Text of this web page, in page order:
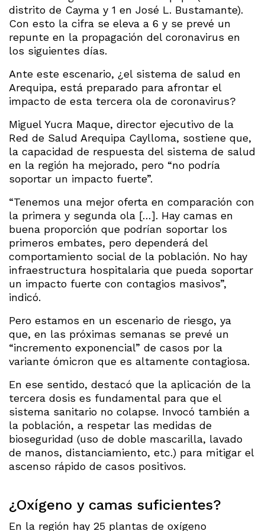
distrito de Cayma y 1 en José L. Bustamante).
Con esto la cifra se eleva a 6 y se prevé un
repunte en la propagación del coronavirus en
los siguientes días.
Ante este escenario, ¿el sistema de salud en
Arequipa, está preparado para afrontar el
impacto de esta tercera ola de coronavirus?
Miguel Yucra Maque, director ejecutivo de la
Red de Salud Arequipa Caylloma, sostiene que,
la capacidad de respuesta del sistema de salud
en la región ha mejorado, pero “no podría
soportar un impacto fuerte”.
“Tenemos una mejor oferta en comparación con
la primera y segunda ola […]. Hay camas en
buena proporción que podrían soportar los
primeros embates, pero dependerá del
comportamiento social de la población. No hay
infraestructura hospitalaria que pueda soportar
un impacto fuerte con contagios masivos”,
indicó.
Pero estamos en un escenario de riesgo, ya
que, en las próximas semanas se prevé un
“incremento exponencial” de casos por la
variante ómicron que es altamente contagiosa.
En ese sentido, destacó que la aplicación de la
tercera dosis es fundamental para que el
sistema sanitario no colapse. Invocó también a
la población, a respetar las medidas de
bioseguridad (uso de doble mascarilla, lavado
de manos, distanciamiento, etc.) para mitigar el
ascenso rápido de casos positivos.
¿Oxígeno y camas suficientes?
En la región hay 25 plantas de oxígeno